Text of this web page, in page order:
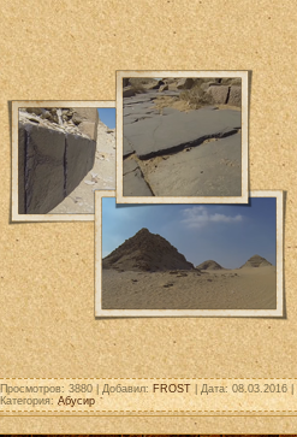
Просмотров: 3880 | Добавил: FROST | Дата:08.03.2016|
Категория:Абусир